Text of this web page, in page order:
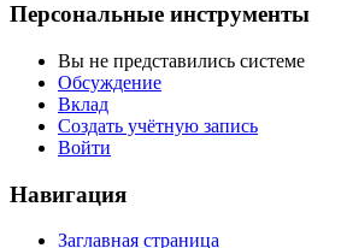
Персональные инструменты
Вы не представились системе
Обсуждение
Вклад
Создать учётную запись
Войти
Навигация
Заглавная страница